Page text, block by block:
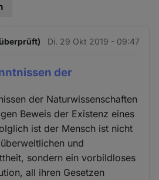
Di. 29 Okt 2019 - 09:47
der
der Naturwissenschaften
Beweis der Existenz eines
ist der Mensch ist nicht
und
sondern ein vorbildloses
all ihren Gesetzen